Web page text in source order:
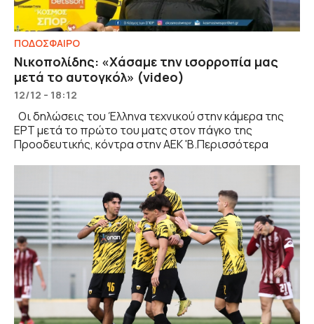
ΠΟΔΟΣΦΑΙΡΟ
Νικοπολίδης: «Χάσαμε την ισορροπία μας
μετά το αυτογκόλ» (video)
12/12 - 18:12
Οι δηλώσεις του Έλληνα τεχνικού στην κάμερα της
ΕΡΤ μετά το πρώτο του ματς στον πάγκο της
Προοδευτικής, κόντρα στην ΑΕΚ 'Β.Περισσότερα